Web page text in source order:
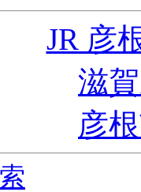
JR 彦
滋
彦